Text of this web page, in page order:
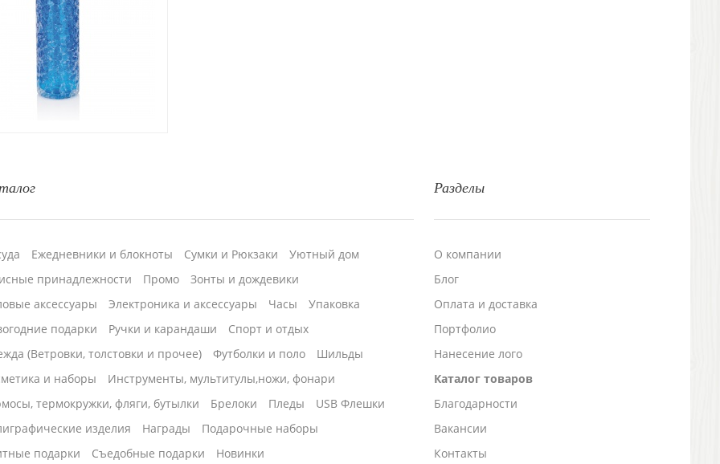
Разделы
О компании
Блог
Оплата и доставка
Портфолио
Нанесение лого
Каталог товаров
Благодарности
Вакансии
Контакты
Ежедневники и блокноты Сумки и Рюкзаки
Уютный дом
принадлежности
Промо
Зонты и дождевики
аксессуары
Электроника и аксессуары Часы
Упаковка
подарки
Ручки и карандаши
Спорт и отдых
(Ветровки, толстовки и прочее)
Футболки и поло
Шильды
и наборы
Инструменты, мультитулы,ножи, фонари
термокружки, фляги, бутылки
Брелоки Пледы
USB Флешки
изделия
Награды
Подарочные наборы
подарки
Cъедобные подарки Новинки